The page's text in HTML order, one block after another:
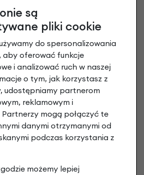
kupili ten produkt wybrali
są
pliki cookie
do spersonalizowania
aby oferować funkcje
i analizować ruch w naszej
o tym, jak korzystasz z
udostępniamy partnerom
reklamowym i
mogą połączyć te
danymi otrzymanymi od
podczas korzystania z
możemy lepiej